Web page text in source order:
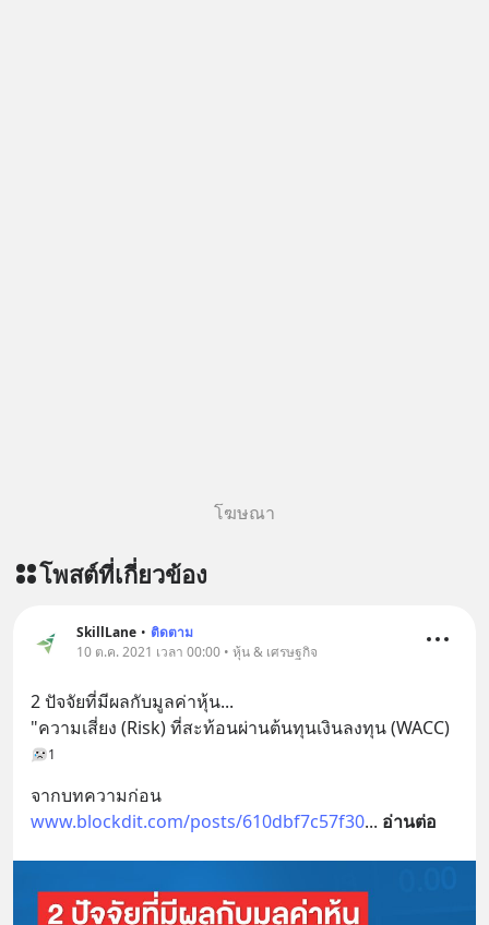
โฆษณา
โพสต์ที่เกี่ยวข้อง
SkillLane • ติดตาม
10 ต.ค. 2021 เวลา 00:00 • หุ้น & เศรษฐกิจ
2 ปัจจัยที่มีผลกับมูลค่าหุ้น...
"ความเสี่ยง (Risk) ที่สะท้อนผ่านต้นทุนเงินลงทุน (WACC)
1
www.blockdit.com/posts/610dbf7c57f30... อ่านต่อ